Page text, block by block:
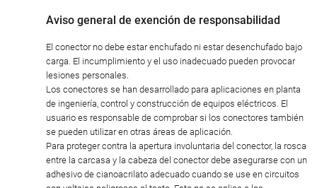
Aviso general de exención de responsabilidad
El conector no debe estar enchufado ni estar desenchufado bajo
carga. El incumplimiento y el uso inadecuado pueden provocar
lesiones personales.
Los conectores se han desarrollado para aplicaciones en planta
de ingeniería, control y construcción de equipos eléctricos. El
usuario es responsable de comprobar si los conectores también
se pueden utilizar en otras áreas de aplicación.
Para proteger contra la apertura involuntaria del conector, la rosca
entre la carcasa y la cabeza del conector debe asegurarse con un
adhesivo de cianoacrilato adecuado cuando se use en circuitos